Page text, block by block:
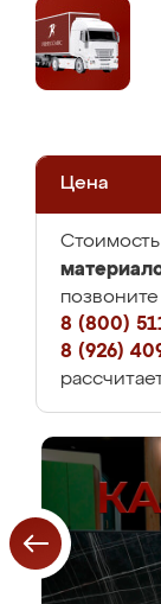
Цена
8 (800)
8 (926)